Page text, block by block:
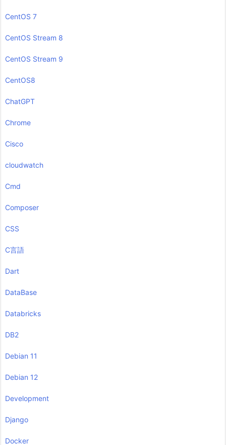
CentOS 7
CentOS Stream 8
CentOS Stream 9
CentOS8
ChatGPT
Chrome
Cisco
cloudwatch
Cmd
Composer
CSS
C言語
Dart
DataBase
Databricks
DB2
Debian 11
Debian 12
Development
Django
Docker